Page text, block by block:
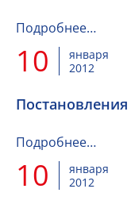
Подробнее…
10
января
2012
Постановления
Подробнее…
10
января
2012